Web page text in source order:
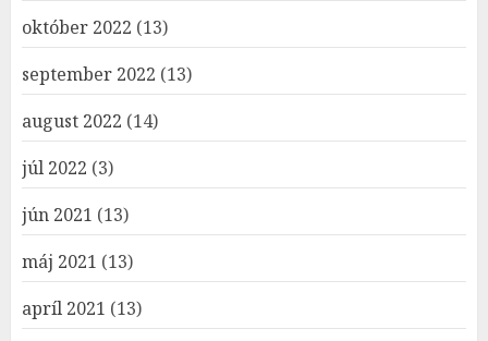
október 2022 (13)
september 2022 (13)
august 2022 (14)
júl 2022 (3)
jún 2021 (13)
máj 2021 (13)
apríl 2021 (13)